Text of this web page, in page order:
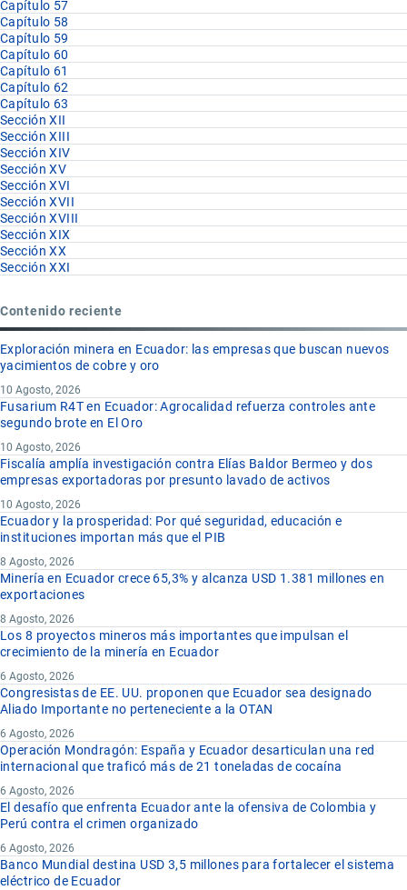
Capítulo 57
Capítulo 58
Capítulo 59
Capítulo 60
Capítulo 61
Capítulo 62
Capítulo 63
Sección XII
Sección XIII
Sección XIV
Sección XV
Sección XVI
Sección XVII
Sección XVIII
Sección XIX
Sección XX
Sección XXI
Contenido reciente
Exploración minera en Ecuador: las empresas que buscan nuevos
yacimientos de cobre y oro
10 Agosto, 2026
Fusarium R4T en Ecuador: Agrocalidad refuerza controles ante
segundo brote en El Oro
10 Agosto, 2026
Fiscalía amplía investigación contra Elías Baldor Bermeo y dos
empresas exportadoras por presunto lavado de activos
10 Agosto, 2026
Ecuador y la prosperidad: Por qué seguridad, educación e
instituciones importan más que el PIB
8 Agosto, 2026
Minería en Ecuador crece 65,3% y alcanza USD 1.381 millones en
exportaciones
8 Agosto, 2026
Los 8 proyectos mineros más importantes que impulsan el
crecimiento de la minería en Ecuador
6 Agosto, 2026
Congresistas de EE. UU. proponen que Ecuador sea designado
Aliado Importante no perteneciente a la OTAN
6 Agosto, 2026
Operación Mondragón: España y Ecuador desarticulan una red
internacional que traficó más de 21 toneladas de cocaína
6 Agosto, 2026
El desafío que enfrenta Ecuador ante la ofensiva de Colombia y
Perú contra el crimen organizado
6 Agosto, 2026
Banco Mundial destina USD 3,5 millones para fortalecer el sistema
eléctrico de Ecuador